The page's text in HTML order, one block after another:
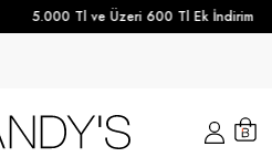
5.000 Tl ve Üzeri 600 Tl Ek İndirim